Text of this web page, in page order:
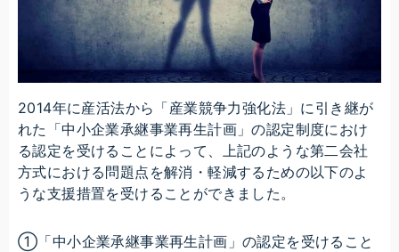
2014年に産活法から「産業競争力強化法」に引き継が
れた「中小企業承継事業再生計画」の認定制度におけ
る認定を受けることによって、上記のような第二会社
方式における問題点を解消・軽減するための以下のよ
うな支援措置を受けることができました。
①「中小企業承継事業再生計画」の認定を受けること